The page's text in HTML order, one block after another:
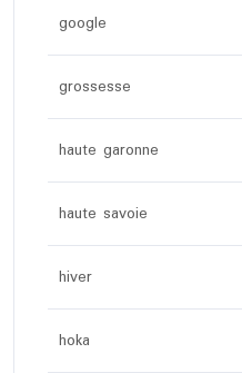
google
grossesse
haute garonne
haute savoie
hiver
hoka